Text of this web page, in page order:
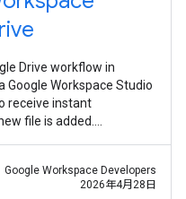
Drive workflow in
Google Workspace Studio
receive instant
file is added.
Google Workspace Developers
2026年4月28日